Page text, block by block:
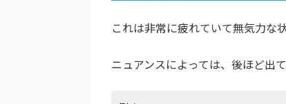
これは非常に疲れていて無気力な
ニュアンスによっては、後ほど出